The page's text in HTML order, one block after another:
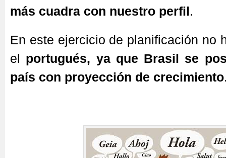
más cuadra con nuestro perfil.
En este ejercicio de planificación no
el portugués, ya que Brasil se
país con proyección de crecimiento